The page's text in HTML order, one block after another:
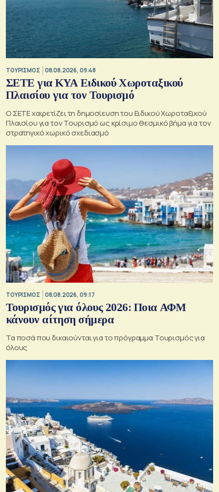
ΤΟΥΡΙΣΜΟΣ 08.08.2026, 09:48
ΣΕΤΕ για ΚΥΑ Ειδικού Χωροταξικού
Πλαισίου για τον Τουρισμό
Ο ΣΕΤΕ χαιρετίζει τη δημοσίευση του Ειδικού Χωροταξικού
Πλαισίου για τον Τουρισμό ως κρίσιμο θεσμικό βήμα για τον
στρατηγικό χωρικό σχεδιασμό
ΤΟΥΡΙΣΜΟΣ 08.08.2026, 09:17
Τουρισμός για όλους 2026: Ποια ΑΦΜ
κάνουν αίτηση σήμερα
Τα ποσά που δικαιούνται για το πρόγραμμα Τουρισμός για
όλους